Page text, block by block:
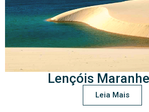
Lençóis
Leia Mais